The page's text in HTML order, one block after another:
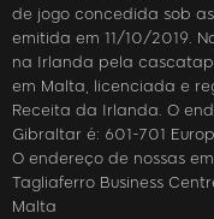
de jogo concedida sob
emitida em 11/10/2019.
na Irlanda pela
em Malta, licenciada e
Receita da Irlanda. O
Gibraltar é: 601-701
O endereço de nossas
Tagliaferro Business
Malta